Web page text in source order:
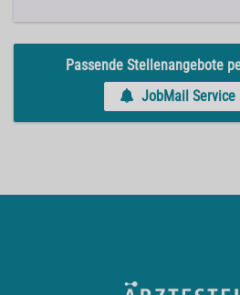
Passende Stellenangebote
JobMail Service